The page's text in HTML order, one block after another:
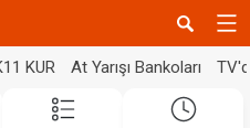
KUR At Yarışı Bankoları